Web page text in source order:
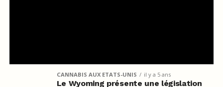
CANNABIS AUX ETATS-UNIS il y a 5 ans
Le Wyoming présente une législation